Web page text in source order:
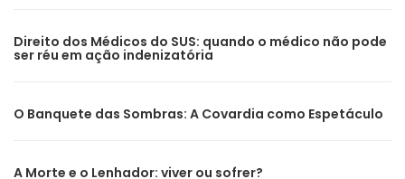
Direito dos Médicos do SUS: quando o médico não pode
ser réu em ação indenizatória
O Banquete das Sombras: A Covardia como Espetáculo
A Morte e o Lenhador: viver ou sofrer?